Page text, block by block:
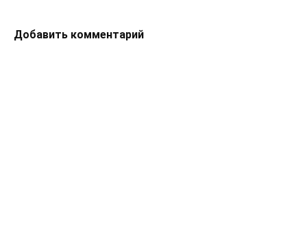
Добавить комментарий